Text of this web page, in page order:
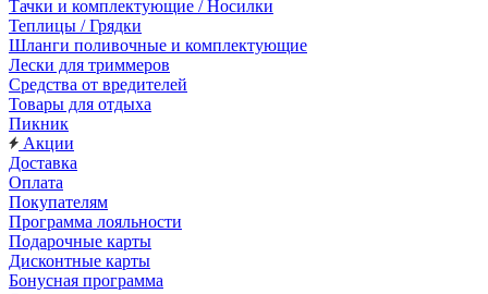
Тачки и комплектующие / Носилки
Теплицы / Грядки
Шланги поливочные и комплектующие
Лески для триммеров
Средства от вредителей
Товары для отдыха
Пикник
Акции
Доставка
Оплата
Покупателям
Программа лояльности
Подарочные карты
Дисконтные карты
Бонусная программа